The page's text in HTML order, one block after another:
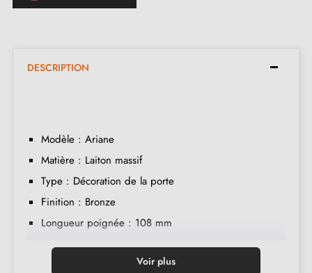
DESCRIPTION
Modèle : Ariane
Matière : Laiton massif
Type : Décoration de la porte
Finition : Bronze
Longueur poignée : 108 mm
Largeur base : 27 mm
Hauteur base : 63 mmVoir plus